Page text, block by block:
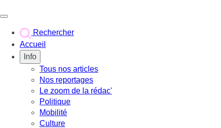
Rechercher
Accueil
Info
Tous nos articles
Nos reportages
Le zoom de la rédac'
Politique
Mobilité
Culture